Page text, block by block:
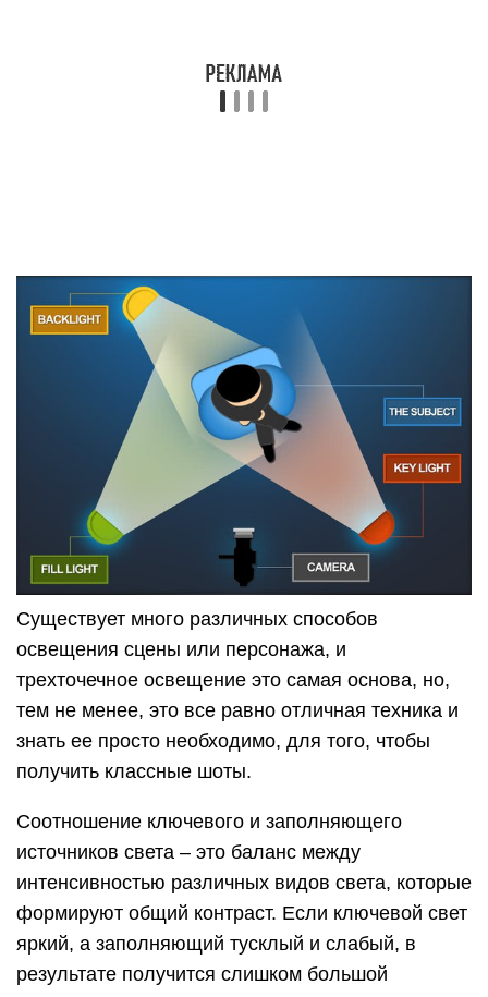
получить классные шоты.
результате получится слишком большой
контраст, и мы получим эффект полуденного
дневного света. Если уровень освещения всех
источников света более менее одинаковый,
результат будет обратным и сцена будет
выглядеть более плоской, как в облачный день.
Light(рассеянный свет) вашей сцене, этот свет
ставится там же, где и ключевой свет,
однако рассеянный свет будет намного мягче и
захватит больше участков, комбинация
ключевого и рассеянного источников света дает
более естественный вид, нежели просто один